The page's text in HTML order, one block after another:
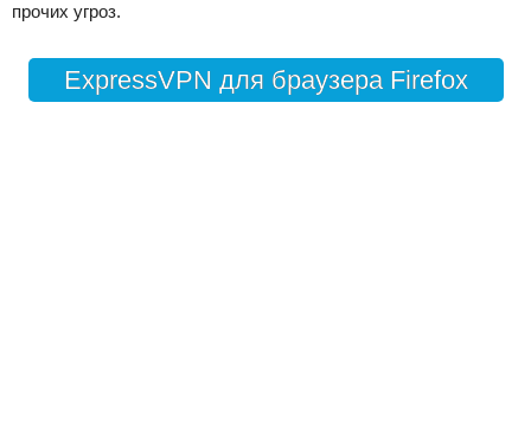
прочих угроз.
ExpressVPN для браузера Firefox